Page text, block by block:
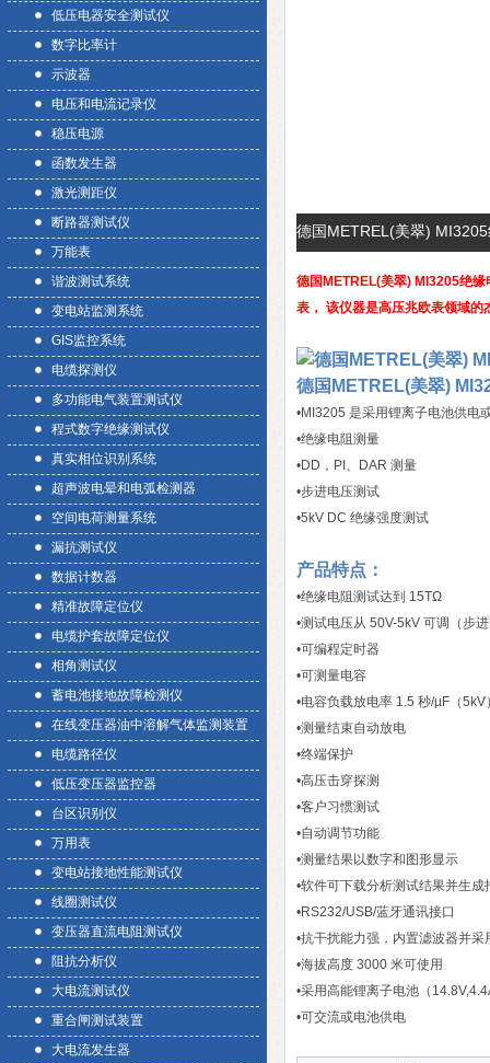
低压电器安全测试仪
数字比率计
示波器
电压和电流记录仪
稳压电源
函数发生器
激光测距仪
断路器测试仪
万能表
谐波测试系统
变电站监测系统
GIS监控系统
电缆探测仪
多功能电气装置测试仪
程式数字绝缘测试仪
真实相位识别系统
超声波电晕和电弧检测器
空间电荷测量系统
漏抗测试仪
数据计数器
精准故障定位仪
电缆护套故障定位仪
相角测试仪
蓄电池接地故障检测仪
在线变压器油中溶解气体监测装置
电缆路径仪
低压变压器监控器
台区识别仪
万用表
变电站接地性能测试仪
线圈测试仪
变压器直流电阻测试仪
阻抗分析仪
大电流测试仪
重合闸测试装置
大电流发生器
德国METREL(美翠)
德国METREL(美翠) MI3205绝缘
表， 该仪器是高压兆欧表领域
德国METREL(美翠)
•MI3205 是采用锂离子电池供电
•绝缘电阻测量
•DD，PI、DAR 测量
•步进电压测试
•5kV DC 绝缘强度测试
产品特点：
•绝缘电阻测试达到 15TΩ
•测试电压从 50V-5kV 可调（步
•可编程定时器
•可测量电容
•电容负载放电率 1.5 秒/µF（5kV
•测量结束自动放电
•终端保护
•高压击穿探测
•客户习惯测试
•自动调节功能
•测量结果以数字和图形显示
•软件可下载分析测试结果并生成
•RS232/USB/蓝牙通讯接口
•抗干扰能力强，内置滤波器并采
•海拔高度 3000 米可使用
•采用高能锂离子电池（
•可交流或电池供电